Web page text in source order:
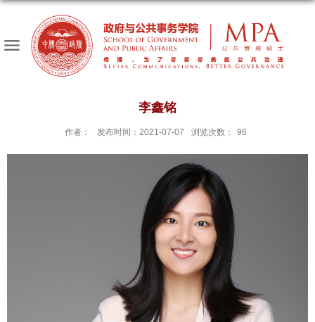
李鑫铭
作者： 发布时间：2021-07-07 浏览次数： 96